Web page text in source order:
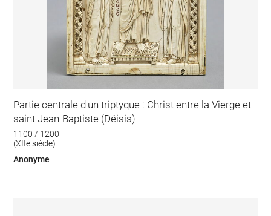
Partie centrale d'un triptyque : Christ entre la Vierge et
saint Jean-Baptiste (Déisis)
1100 / 1200
(XIIe siècle)
Anonyme